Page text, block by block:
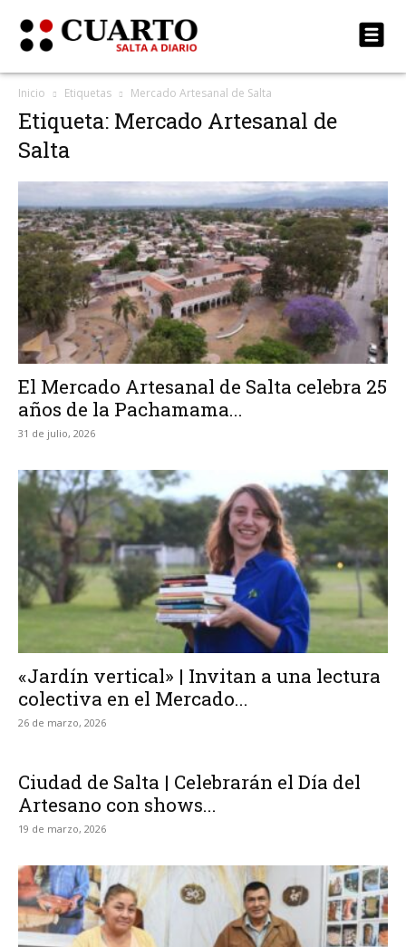
Inicio Etiquetas Mercado Artesanal de Salta
Etiqueta: Mercado Artesanal de
Salta
El Mercado Artesanal de Salta celebra 25
años de la Pachamama...
31 de julio, 2026
«Jardín vertical» | Invitan a una lectura
colectiva en el Mercado...
26 de marzo, 2026
Ciudad de Salta | Celebrarán el Día del
Artesano con shows...
19 de marzo, 2026